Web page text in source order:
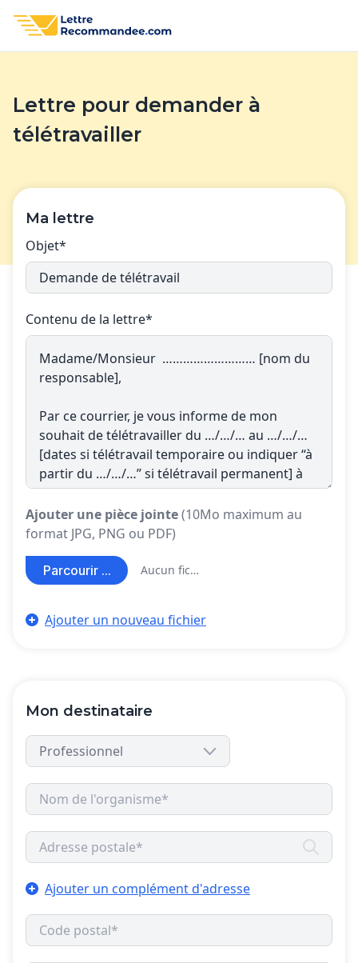
Lettre pour demander à
télétravailler
Ma lettre
Objet*
Contenu de la lettre*
Ajouter une pièce jointe(10Mo maximum au
format JPG, PNG ou PDF)
Parcourir ... Aucun fichier sélectionné
Ajouter un nouveau fichier
Mon destinataire
Ajouter un complément d'adresse